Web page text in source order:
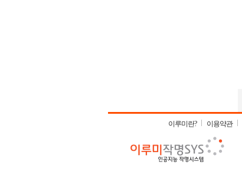
이루미란? 이용약관